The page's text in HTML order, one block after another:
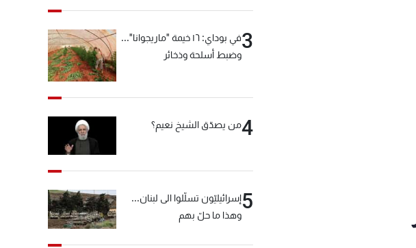
3
في بوداي: ١٦ خيمة "ماريجوانا"...
وضبط أسلحة وذخائر
4من يصدّق الشيخ نعيم؟
5إسرائيليّون تسلّلوا الى لبنان...
وهذا ما حلّ بهم